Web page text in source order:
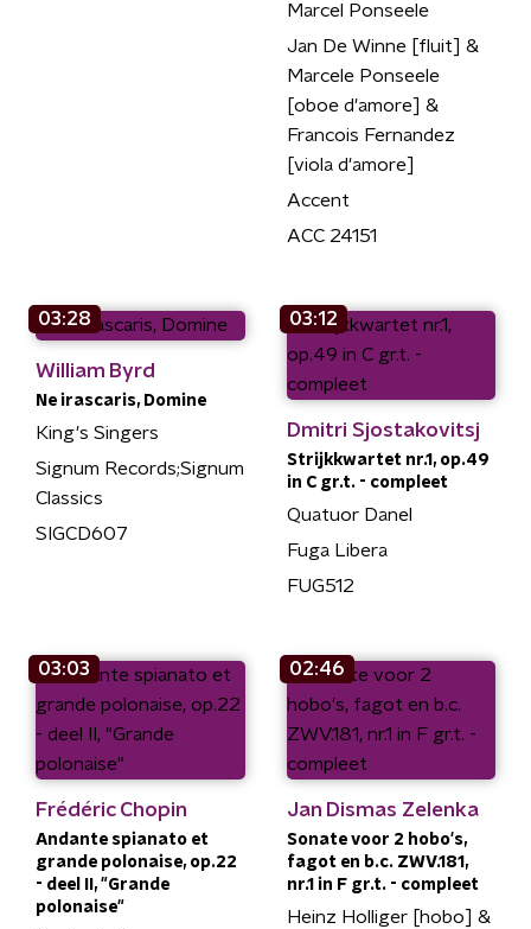
Marcel Ponseele
Jan De Winne [fluit] &
Marcele Ponseele
[oboe d'amore] &
Francois Fernandez
[viola d'amore]
Accent
ACC 24151
03:28
William Byrd
Ne irascaris, Domine
King's Singers
Signum Records;Signum
Classics
SIGCD607
03:12
Dmitri Sjostakovitsj
Strijkkwartet nr.1, op.49
in C gr.t. - compleet
Quatuor Danel
Fuga Libera
FUG512
03:03
Frédéric Chopin
Andante spianato et
grande polonaise, op.22
- deel II, "Grande
polonaise"
02:46
Jan Dismas Zelenka
Sonate voor 2 hobo's,
fagot en b.c. ZWV.181,
nr.1 in F gr.t. - compleet
Heinz Holliger [hobo] &